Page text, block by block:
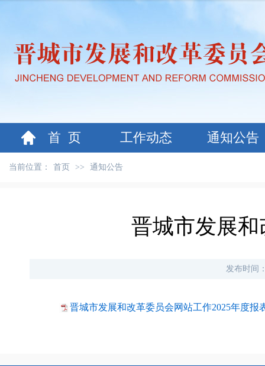
首 页 工作动态 通知公告
当前位置： 首页 >> 通知公告
晋城市发展
发布时间
晋城市发展和改革委员会网站工作2025年度报